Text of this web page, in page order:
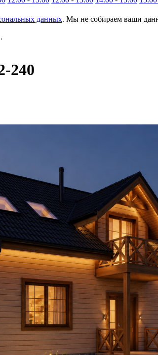
данных. Мы не собираем ваши
240